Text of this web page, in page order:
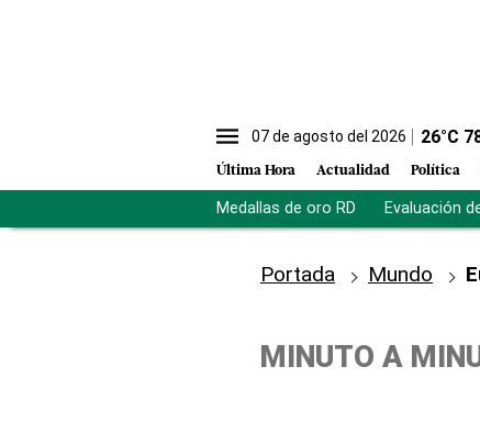
07 de agosto del 2026 26°C
Última Hora Actualidad Política
Medallas de oro RD Evaluación
Portada Mundo
MINUTO A